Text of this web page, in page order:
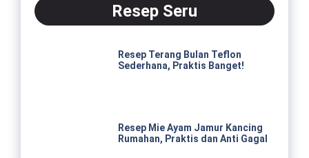
Resep Seru
Resep Terang Bulan Teflon
Sederhana, Praktis Banget!
Resep Mie Ayam Jamur Kancing
Rumahan, Praktis dan Anti Gagal